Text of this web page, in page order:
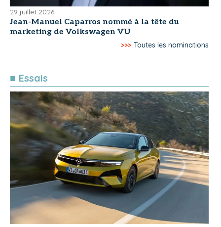
29 juillet 2026
Jean-Manuel Caparros nommé à la tête du
marketing de Volkswagen VU
>>> Toutes les nominations
■ Essais